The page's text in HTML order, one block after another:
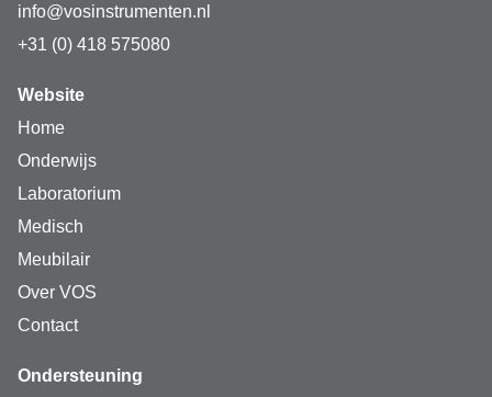
info@vosinstrumenten.nl
+31 (0) 418 575080
Website
Home
Onderwijs
Laboratorium
Medisch
Meubilair
Over VOS
Contact
Ondersteuning